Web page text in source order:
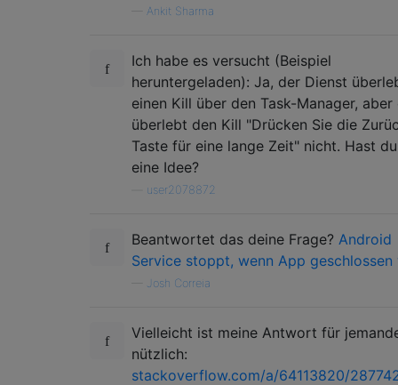
Ankit Sharma
Ich habe es versucht (Beispiel
heruntergeladen): Ja, der Dienst
einen Kill über den Task-Manager, aber
überlebt den Kill "Drücken Sie die
Taste für eine lange Zeit" nicht. Hast du
eine Idee?
user2078872
Beantwortet das deine Frage? Android
Service stoppt, wenn App geschlossen
Josh Correia
Vielleicht ist meine Antwort für
nützlich:
stackoverflow.com/a/64113820/